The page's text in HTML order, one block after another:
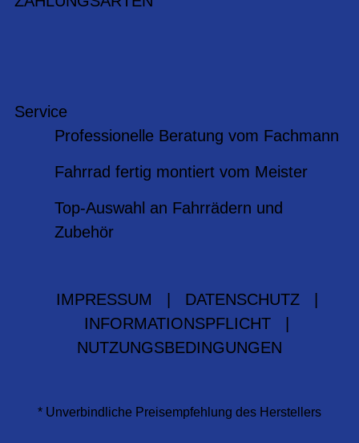
Service
Professionelle Beratung vom Fachmann
Fahrrad fertig montiert vom Meister
Top-Auswahl an Fahrrädern und
Zubehör
IMPRESSUM DATENSCHUTZ
INFORMATIONSPFLICHT
NUTZUNGSBEDINGUNGEN
* Unverbindliche Preisempfehlung des Herstellers